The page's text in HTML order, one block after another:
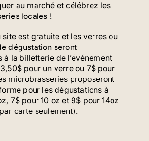
au marché et célébrez les
locales !
site est gratuite et les verres ou
dégustation seront
à la billetterie de l’événement
pour un verre ou 7$ pour
microbrasseries proposeront
pour les dégustations à
7$ pour 10 oz et 9$ pour 14oz
carte seulement).